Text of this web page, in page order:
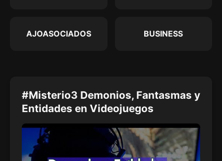
AJOASOCIADOS BUSINESS
#Misterio3 Demonios, Fantasmas y
Entidades en Videojuegos